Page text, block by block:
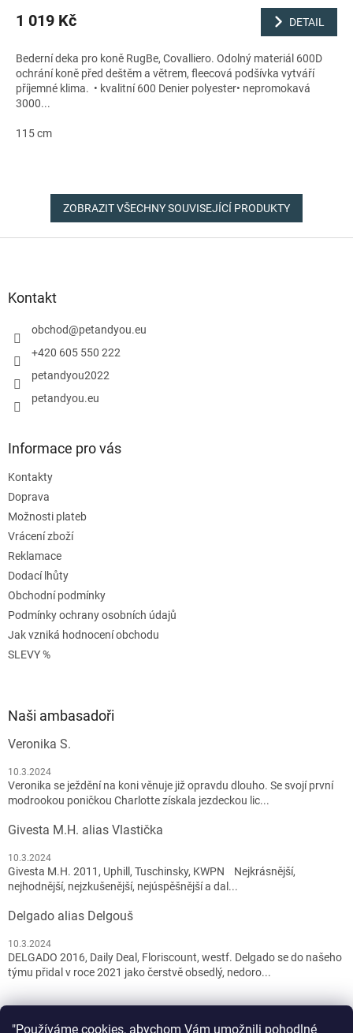
"Používáme cookies, abychom Vám umožnili pohodlné
1 019 Kč DETAIL
Bederní deka pro koně RugBe, Covalliero. Odolný materiál 600D
ochrání koně před deštěm a větrem, fleecová podšívka vytváří
příjemné klima. • kvalitní 600 Denier polyester• nepromokavá
3000...
115 cm
ZOBRAZIT VŠECHNY SOUVISEJÍCÍ PRODUKTY
Kontakt
obchod@petandyou.eu
+420 605 550 222
petandyou2022
petandyou.eu
Informace pro vás
Kontakty
Doprava
Možnosti plateb
Vrácení zboží
Reklamace
Dodací lhůty
Obchodní podmínky
Podmínky ochrany osobních údajů
Jak vzniká hodnocení obchodu
SLEVY %
Naši ambasadoři
Veronika S.
10.3.2024
Veronika se ježdění na koni věnuje již opravdu dlouho. Se svojí první
modrookou poničkou Charlotte získala jezdeckou lic...
Givesta M.H. alias Vlastička
10.3.2024
Givesta M.H. 2011, Uphill, Tuschinsky, KWPN Nejkrásnější,
nejhodnější, nejzkušenější, nejúspěšnější a dal...
Delgado alias Delgouš
10.3.2024
DELGADO 2016, Daily Deal, Floriscount, westf. Delgado se do našeho
týmu přidal v roce 2021 jako čerstvě obsedlý, nedoro...